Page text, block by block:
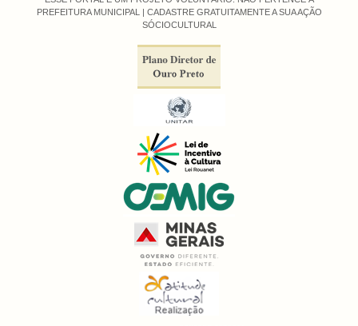
PREFEITURA MUNICIPAL | CADASTRE GRATUITAMENTE A SUA AÇÃO
SÓCIOCULTURAL